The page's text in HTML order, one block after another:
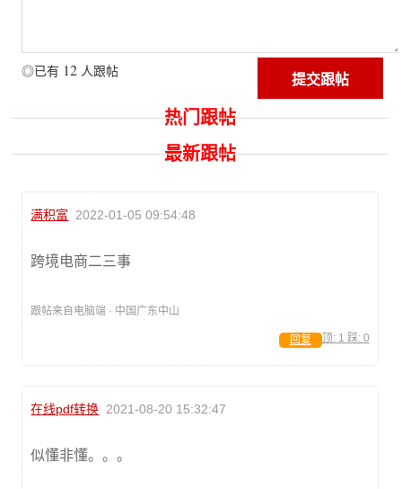
◎已有 12 人跟帖
热门跟帖
最新跟帖
满积富 2022-01-05 09:54:48
跨境电商二三事
跟帖来自电脑端 · 中国广东中山
顶: 1 踩: 0
回复
在线pdf转换 2021-08-20 15:32:47
似懂非懂。。。